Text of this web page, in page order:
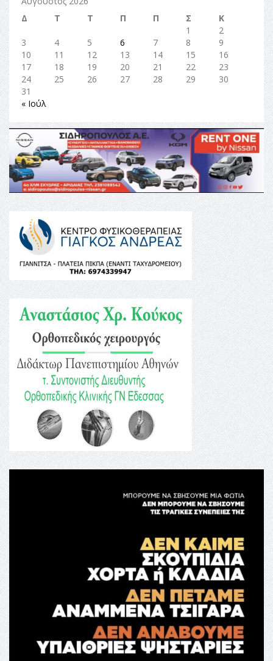
Δ
Τ Τ Π Π Σ
Κ
1
2
3
4 5 6 7 8
9
10
11 12 13 14 15
16
17
18 19 20 21 22
23
24
25 26 27 28 29
30
31
« Ιούλ